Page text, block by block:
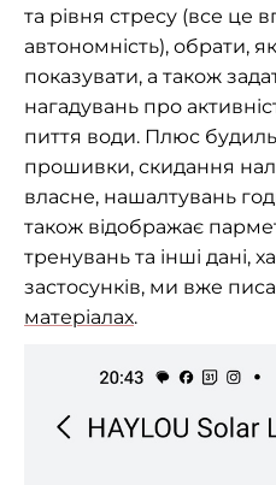
та рівня стресу (все це
автономність), обрати,
показувати, а також
нагадувань про
пиття води. Плюс
прошивки, скидання
власне, нашалтувань
також відображає
тренувань та інші дані,
застосунків, ми вже
матеріалах.